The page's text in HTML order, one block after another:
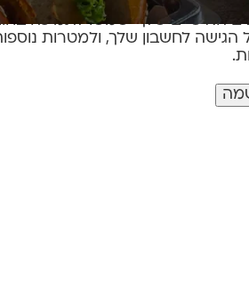
האישיים שלך ישמשו לתמיכה
הגישה לחשבון שלך, ולמטרות
.